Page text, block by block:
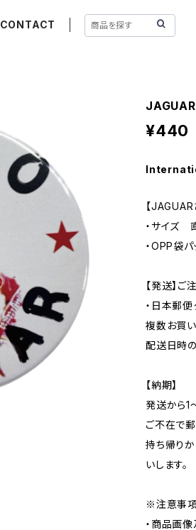
CONTACT
¥440
【JAGUAR
・サイズ
・OPP袋
【発送】
・日本郵便
複数お買
配送日時
【納期】
発送から1
ご不在で
持ち帰り
いします。
※注意事
・商品画